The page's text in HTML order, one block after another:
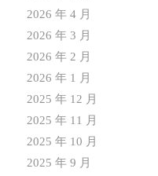
2026 年 4 月
2026 年 3 月
2026 年 2 月
2026 年 1 月
2025 年 12 月
2025 年 11 月
2025 年 10 月
2025 年 9 月